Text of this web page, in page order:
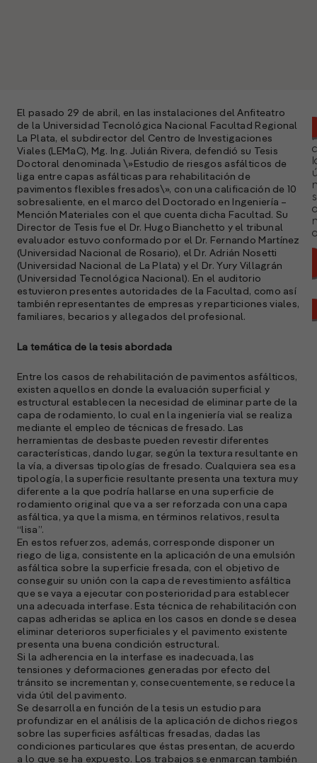
El pasado 29 de abril, en las instalaciones del Anfiteatro
de la Universidad Tecnológica Nacional Facultad Regional
La Plata, el subdirector del Centro de Investigaciones
Viales (LEMaC), Mg. Ing. Julián Rivera, defendió su Tesis
Doctoral denominada \»Estudio de riesgos asfálticos de
liga entre capas asfálticas para rehabilitación de
pavimentos flexibles fresados\», con una calificación de 10
sobresaliente, en el marco del Doctorado en Ingeniería –
Mención Materiales con el que cuenta dicha Facultad. Su
Director de Tesis fue el Dr. Hugo Bianchetto y el tribunal
evaluador estuvo conformado por el Dr. Fernando Martínez
(Universidad Nacional de Rosario), el Dr. Adrián Nosetti
(Universidad Nacional de La Plata) y el Dr. Yury Villagrán
(Universidad Tecnológica Nacional). En el auditorio
estuvieron presentes autoridades de la Facultad, como así
también representantes de empresas y reparticiones viales,
familiares, becarios y allegados del profesional.
La temática de la tesis abordada
Entre los casos de rehabilitación de pavimentos asfálticos,
existen aquellos en donde la evaluación superficial y
estructural establecen la necesidad de eliminar parte de la
capa de rodamiento, lo cual en la ingeniería vial se realiza
mediante el empleo de técnicas de fresado. Las
herramientas de desbaste pueden revestir diferentes
características, dando lugar, según la textura resultante en
la vía, a diversas tipologías de fresado. Cualquiera sea esa
tipología, la superficie resultante presenta una textura muy
diferente a la que podría hallarse en una superficie de
rodamiento original que va a ser reforzada con una capa
asfáltica, ya que la misma, en términos relativos, resulta
“lisa”.
En estos refuerzos, además, corresponde disponer un
riego de liga, consistente en la aplicación de una emulsión
asfáltica sobre la superficie fresada, con el objetivo de
conseguir su unión con la capa de revestimiento asfáltica
que se vaya a ejecutar con posterioridad para establecer
una adecuada interfase. Esta técnica de rehabilitación con
capas adheridas se aplica en los casos en donde se desea
eliminar deterioros superficiales y el pavimento existente
presenta una buena condición estructural.
Si la adherencia en la interfase es inadecuada, las
tensiones y deformaciones generadas por efecto del
tránsito se incrementan y, consecuentemente, se reduce la
vida útil del pavimento.
Se desarrolla en función de la tesis un estudio para
profundizar en el análisis de la aplicación de dichos riegos
sobre las superficies asfálticas fresadas, dadas las
condiciones particulares que éstas presentan, de acuerdo
a lo que se ha expuesto. Los trabajos se enmarcan también